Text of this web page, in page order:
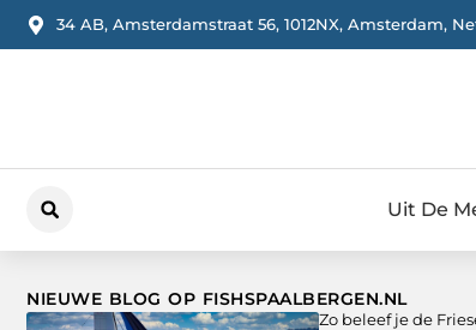
34 AB, Amsterdamstraat 56, 1012NX, Amsterdam,
Uit De
NIEUWE BLOG OP FISHSPAALBERGEN.NL
Zo beleef je de